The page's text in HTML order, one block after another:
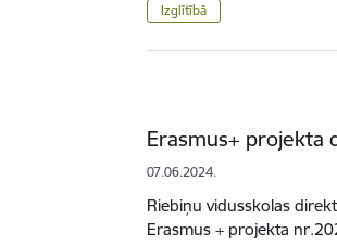
Izglītībā
Erasmus+ projekta
07.06.2024.
Riebiņu vidusskolas
Erasmus + projekta